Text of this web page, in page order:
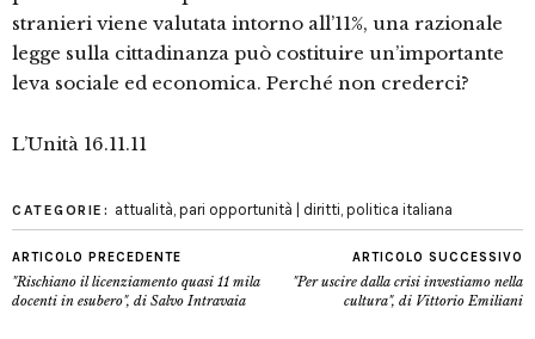
stranieri viene valutata intorno all’11%, una razionale
legge sulla cittadinanza può costituire un’importante
leva sociale ed economica. Perché non crederci?
L’Unità 16.11.11
CATEGORIE: attualità, pari opportunità | diritti, politica italiana
ARTICOLO PRECEDENTE
"Rischiano il licenziamento quasi 11 mila
docenti in esubero", di Salvo Intravaia
ARTICOLO SUCCESSIVO
"Per uscire dalla crisi investiamo nella
cultura", di Vittorio Emiliani